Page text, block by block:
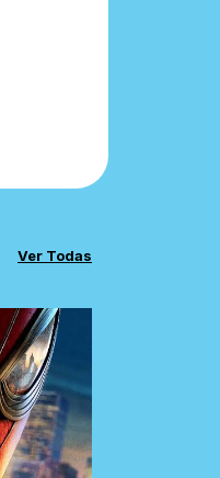
Ver Todas